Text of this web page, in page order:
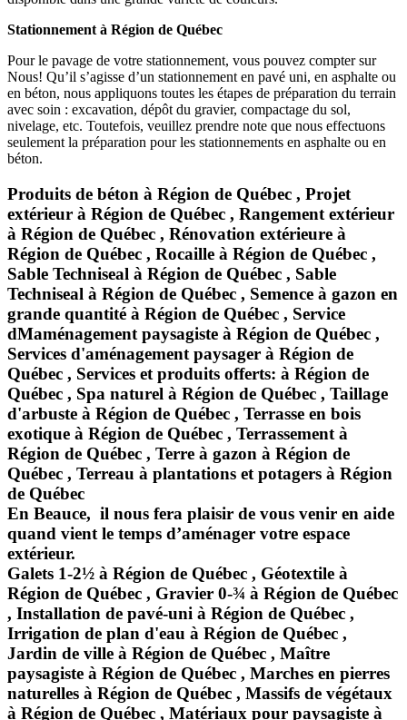
Stationnement à Région de Québec
Pour le pavage de votre stationnement, vous pouvez compter sur
Nous! Qu’il s’agisse d’un stationnement en pavé uni, en asphalte ou
en béton, nous appliquons toutes les étapes de préparation du terrain
avec soin : excavation, dépôt du gravier, compactage du sol,
nivelage, etc. Toutefois, veuillez prendre note que nous effectuons
seulement la préparation pour les stationnements en asphalte ou en
béton.
Produits de béton à Région de Québec , Projet
extérieur à Région de Québec , Rangement extérieur
à Région de Québec , Rénovation extérieure à
Région de Québec , Rocaille à Région de Québec ,
Sable Techniseal à Région de Québec , Sable
Techniseal à Région de Québec , Semence à gazon en
grande quantité à Région de Québec , Service
dMaménagement paysagiste à Région de Québec ,
Services d'aménagement paysager à Région de
Québec , Services et produits offerts: à Région de
Québec , Spa naturel à Région de Québec , Taillage
d'arbuste à Région de Québec , Terrasse en bois
exotique à Région de Québec , Terrassement à
Région de Québec , Terre à gazon à Région de
Québec , Terreau à plantations et potagers à Région
de Québec
En Beauce, il nous fera plaisir de vous venir en aide
quand vient le temps d’aménager votre espace
extérieur.
Galets 1-2½ à Région de Québec , Géotextile à
Région de Québec , Gravier 0-¾ à Région de Québec
, Installation de pavé-uni à Région de Québec ,
Irrigation de plan d'eau à Région de Québec ,
Jardin de ville à Région de Québec , Maître
paysagiste à Région de Québec , Marches en pierres
naturelles à Région de Québec , Massifs de végétaux
à Région de Québec , Matériaux pour paysagiste à